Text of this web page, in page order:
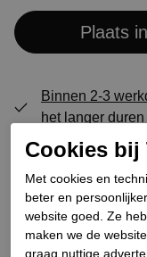
Plaats
Binnen 2-3
het langer
GRATIS
30 DAGEN
Cookies bij
Met cookies en
beter en
website goed. Ze
maken we de
graag nuttige